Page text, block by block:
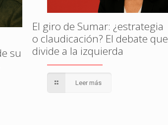
su
El giro de Sumar: ¿estrategia
o claudicación? El debate que
divide a la izquierda
Leer más